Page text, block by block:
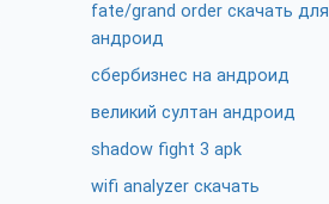
fate/grand order скачать для
андроид
сбербизнес на андроид
великий султан андроид
shadow fight 3 apk
wifi analyzer скачать